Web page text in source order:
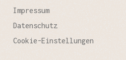
Impressum
Datenschutz
Cookie-Einstellungen